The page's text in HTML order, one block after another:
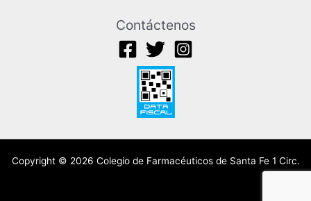
Contáctenos
Copyright © 2026 Colegio de Farmacéuticos de Santa Fe 1 Circ.